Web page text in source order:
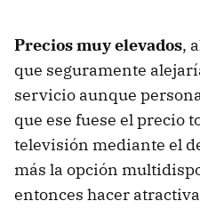
Precios muy elevados,
que seguramente
servicio aunque
que ese fuese el precio
televisión mediante el
más la opción
entonces hacer